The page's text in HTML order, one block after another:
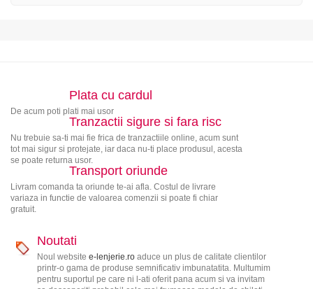
Plata cu cardul
De acum poti plati mai usor
Tranzactii sigure si fara risc
Nu trebuie sa-ti mai fie frica de tranzactiile online, acum sunt
tot mai sigur si protejate, iar daca nu-ti place produsul, acesta
se poate returna usor.
Transport oriunde
Livram comanda ta oriunde te-ai afla. Costul de livrare
variaza in functie de valoarea comenzii si poate fi chiar
gratuit.
Noutati
Noul website e-lenjerie.roaduce un plus de calitate clientilor
printr-o gama de produse semnificativ imbunatatita. Multumim
pentru suportul pe care ni l-ati oferit pana acum si va invitam